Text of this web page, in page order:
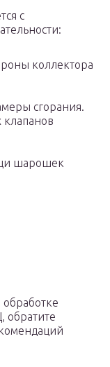
с
коллектора
сгорания.
клапанов
шарошек
обратите